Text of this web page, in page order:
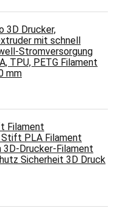
3D Drucker,
mit schnell
Stromversorgung
TPU, PETG Filament
mm
Filament
PLA Filament
3D-Drucker-Filament
Sicherheit 3D Druck